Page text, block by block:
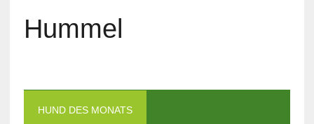
Hummel
HUND DES MONATS